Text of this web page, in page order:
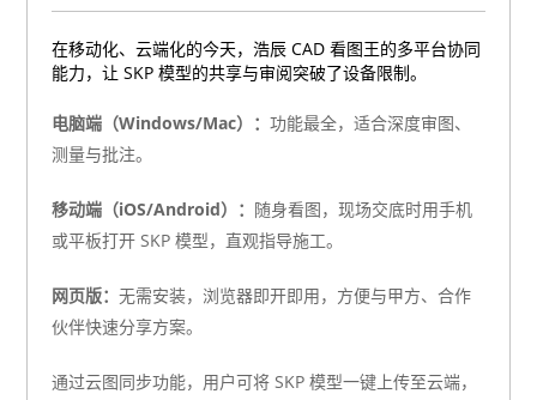
在移动化、云端化的今天，浩辰 CAD 看图王的多平台协同
能力，让 SKP 模型的共享与审阅突破了设备限制。
电脑端（Windows/Mac）：功能最全，适合深度审图、
测量与批注。
移动端（iOS/Android）： 随身看图，现场交底时用手机
或平板打开 SKP 模型，直观指导施工。
网页版：无需安装，浏览器即开即用，方便与甲方、合作
伙伴快速分享方案。
通过云图同步功能，用户可将 SKP 模型一键上传至云端，